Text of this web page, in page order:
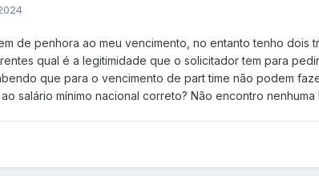
de penhora ao meu vencimento, no entanto tenho
qual é a legitimidade que o solicitador tem para
que para o vencimento de part time não podem
salário mínimo nacional correto? Não encontro